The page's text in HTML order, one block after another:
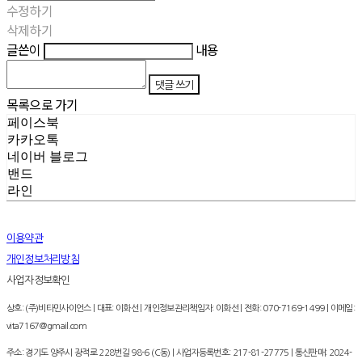
수정하기
삭제하기
글쓴이
내용
댓글 쓰기
목록으로 가기
페이스북
카카오톡
네이버 블로그
밴드
라인
이용약관
개인정보처리방침
사업자정보확인
상호: (주)비타민사이언스 | 대표: 이화선 | 개인정보관리책임자: 이화선 | 전화: 070-7169-1499 | 이메일:
vita7167@gmail.com
주소: 경기도 양주시 광적로 228번길 98-6 (C동) | 사업자등록번호: 217-81-27775 | 통신판매: 2024-